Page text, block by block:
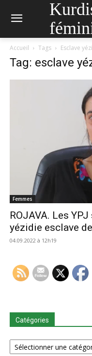
Accueil Tags Esclave
Tag: esclave
Femmes
ROJAVA. Les
yézidie esclave
04.09.2022 à 12h19
Catégories
Catégories